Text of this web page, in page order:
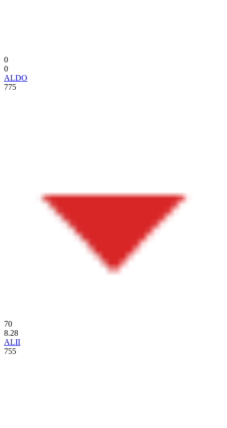
0
0
ALDO
775
70
8.28
ALII
755